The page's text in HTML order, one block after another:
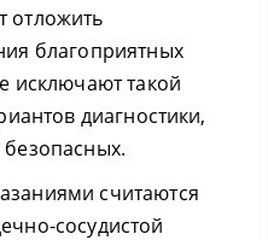
отложить
благоприятных
исключают такой
диагностики,
считаются
сосудистой